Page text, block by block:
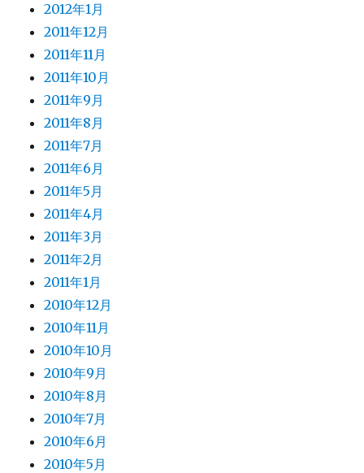
2012年1月
2011年12月
2011年11月
2011年10月
2011年9月
2011年8月
2011年7月
2011年6月
2011年5月
2011年4月
2011年3月
2011年2月
2011年1月
2010年12月
2010年11月
2010年10月
2010年9月
2010年8月
2010年7月
2010年6月
2010年5月